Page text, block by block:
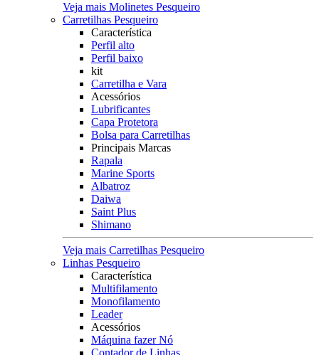
Veja mais Molinetes Pesqueiro
Carretilhas Pesqueiro
Característica
Perfil alto
Perfil baixo
kit
Carretilha e Vara
Acessórios
Lubrificantes
Capa Protetora
Bolsa para Carretilhas
Principais Marcas
Rapala
Marine Sports
Albatroz
Daiwa
Saint Plus
Shimano
Veja mais Carretilhas Pesqueiro
Linhas Pesqueiro
Característica
Multifilamento
Monofilamento
Leader
Acessórios
Máquina fazer Nó
Contador de Linhas